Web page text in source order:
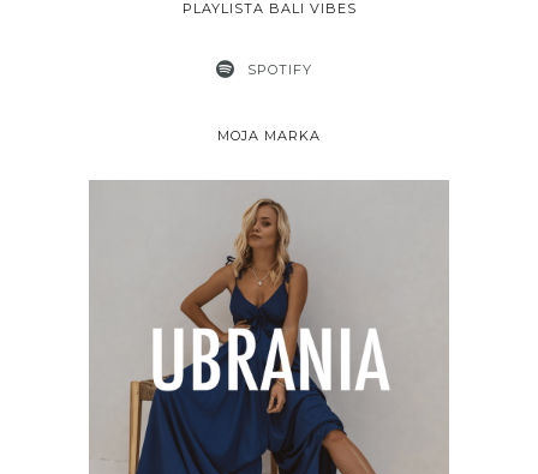
PLAYLISTA BALI VIBES
SPOTIFY
MOJA MARKA